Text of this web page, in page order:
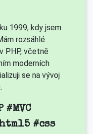
1999, kdy jsem
rozsáhlé
PHP, včetně
moderních
se na vývoj
#css